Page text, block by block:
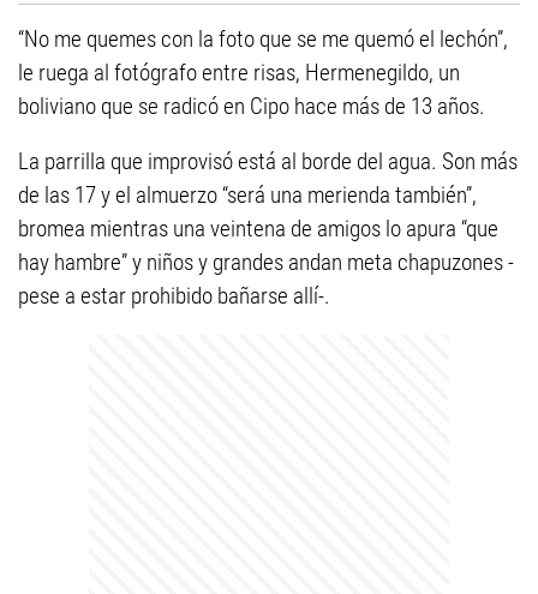
“No me quemes con la foto que se me quemó el lechón”,
le ruega al fotógrafo entre risas, Hermenegildo, un
boliviano que se radicó en Cipo hace más de 13 años.
La parrilla que improvisó está al borde del agua. Son más
de las 17 y el almuerzo “será una merienda también”,
bromea mientras una veintena de amigos lo apura “que
hay hambre” y niños y grandes andan meta chapuzones -
pese a estar prohibido bañarse allí-.